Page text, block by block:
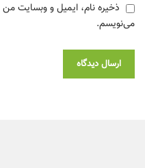
ذخیره نام، ایمیل و وبسایت من
می‌نویسم.